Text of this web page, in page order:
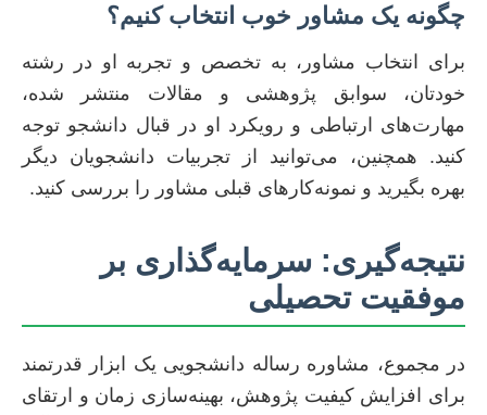
چگونه یک مشاور خوب انتخاب کنیم؟
برای انتخاب مشاور، به تخصص و تجربه او در رشته
خودتان، سوابق پژوهشی و مقالات منتشر شده،
مهارت‌های ارتباطی و رویکرد او در قبال دانشجو توجه
کنید. همچنین، می‌توانید از تجربیات دانشجویان دیگر
بهره بگیرید و نمونه‌کارهای قبلی مشاور را بررسی کنید.
نتیجه‌گیری: سرمایه‌گذاری بر
موفقیت تحصیلی
در مجموع، مشاوره رساله دانشجویی یک ابزار قدرتمند
برای افزایش کیفیت پژوهش، بهینه‌سازی زمان و ارتقای